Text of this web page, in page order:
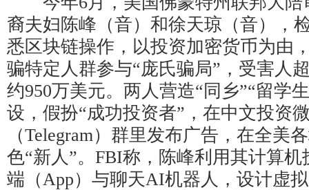
裔夫妇陈峰（音）和徐天琼（音），
悉区块链操作，以投资加密货币为由
骗特定人群参与“庞氏骗局”，受害人
约950万美元。两人营造“同乡”“留学
设，假扮“成功投资者”，在中文投资
（Telegram）群里发布广告，在全美
色“新人”。FBI称，陈峰利用其计算
端（App）与聊天AI机器人，设计虚